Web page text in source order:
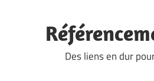
content
Des liens en dur